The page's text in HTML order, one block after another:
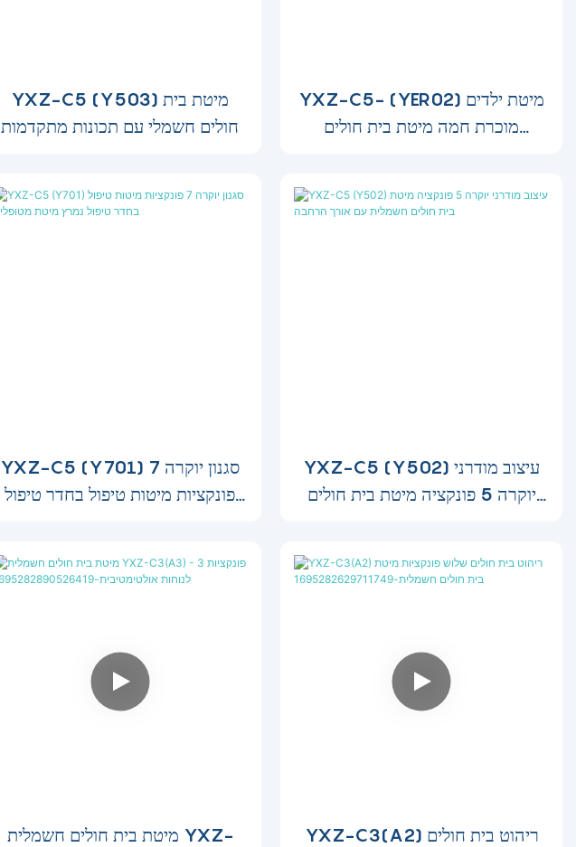
YXZ-C5 (Y503) מיטת בית
חולים חשמלי עם תכונות מתקדמות
YXZ-C5- (YER02) מיטת ילדים
מוכרת חמה מיטת בית חולים
YXZ-C5 (Y701) סגנון יוקרה 7
פונקציות מיטות טיפול בחדר טיפול
YXZ-C5 (Y502) עיצוב מודרני
יוקרה 5 פונקציה מיטת בית חולים
מיטת בית חולים חשמלית YXZ-
YXZ-C3(A2) ריהוט בית חולים